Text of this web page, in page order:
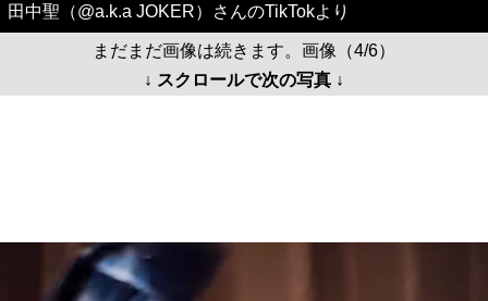
田中聖（@a.k.a JOKER）さんのTikTokより
まだまだ画像は続きます。画像（4/6）
↓ スクロールで次の写真 ↓